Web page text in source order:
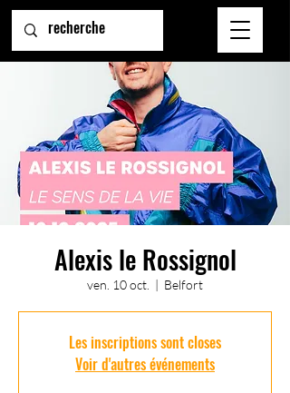
Alexis le Rossignol
ven. 10 oct.
  |
Belfort
Les inscriptions sont closes
Voir d'autres événements